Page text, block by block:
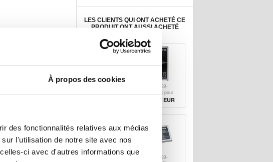
À propos des cookies
des fonctionnalités relatives aux médias
l'utilisation de notre site avec nos
ci avec d'autres informations que
LES CLIENTS QUI ONT ACHETÉ CE
PRODUIT ONT AUSSI ACHETÉ
Batterie EB-
BN910BB pour
Samsung Galaxy
Note 4 - Bulk
12,70 EUR
Batterie EB-